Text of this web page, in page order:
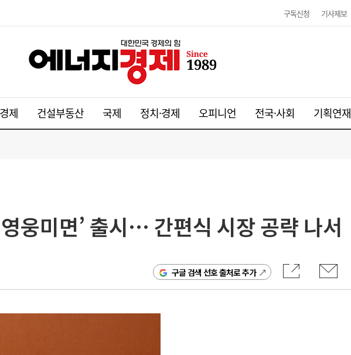
구독신청 기사제보
제 건설부동산 국제 정치·경제 오피니언 전국·사회 기획연재
웅미면’ 출시… 간편식 시장 공략 나서
구글 검색 선호 출처로 추가
율 정청래 역전